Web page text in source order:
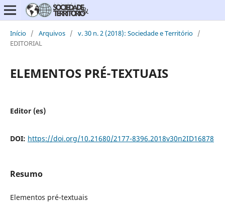
Início / Arquivos / v. 30 n. 2 (2018): Sociedade e Território /
EDITORIAL
ELEMENTOS PRÉ-TEXTUAIS
Editor (es)
DOI: https://doi.org/10.21680/2177-8396.2018v30n2ID16878
Resumo
Elementos pré-textuais